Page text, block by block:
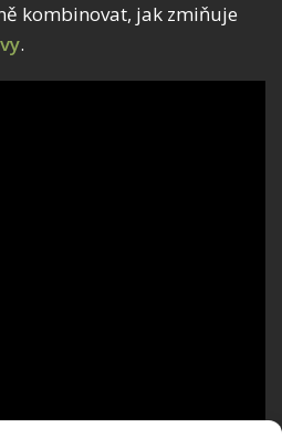
kombinovat, jak zmiňuje
.